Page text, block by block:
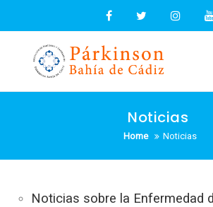
Noticias
Home Noticias
Noticias sobre la Enfermedad